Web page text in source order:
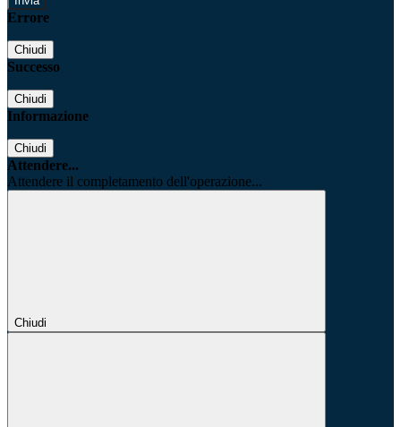
Errore
Chiudi
Successo
Chiudi
Informazione
Chiudi
Attendere...
Attendere il completamento dell'operazione...
Chiudi